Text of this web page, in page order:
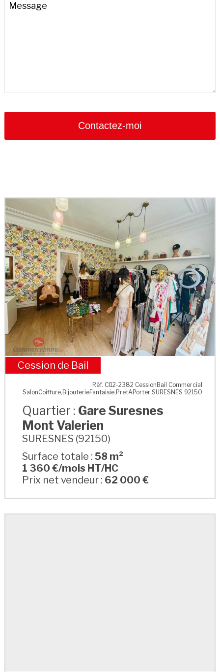
Message
Your
Contactez-moi
Gare Suresnes Mont Valerien
Cession de Bail
Réf. CI12-2382 CessionBail Commercial
SalonCoiffure,BijouterieFantaisie,PretAPorter SURESNES 92150
Quartier : Gare Suresnes
Mont Valerien
SURESNES (92150)
Surface totale :58 m²
1 360 €/mois HT/HC
Prix net vendeur : 62 000 €